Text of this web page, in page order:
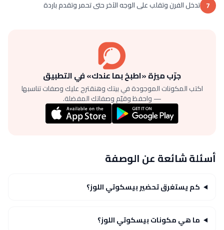
7 تدخل الفرن وتقلب على الوجه الآخر حتى تحمر وتقدم باردة
جرّب ميزة «اطبخ بما عندك» في التطبيق
اكتب المكونات الموجودة في بيتك وهنقترح عليك وصفات تناسبها
— واحفظ وقيّم وصفاتك المفضلة.
أسئلة شائعة عن الوصفة
كم يستغرق تحضير بيسكوتي اللوز؟
ما هي مكونات بيسكوتي اللوز؟